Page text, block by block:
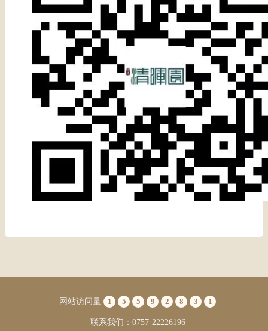
网站访问量 1 5 5 9 2 8 3 1
联系我们：0757-22226196